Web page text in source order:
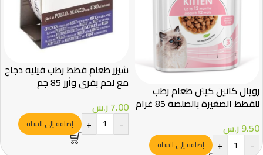
رويال كانين كيتن طعام رطب
للقطط الصغيرة بالصلصة 85 غرام
9.50ر.س
-
+ إضافة إلى السلة
شيزر طعام قطط رطب فيليه دجاج
مع لحم بقري وأرز 85 جم
7.00ر.س
-
+ إضافة إلى السلة